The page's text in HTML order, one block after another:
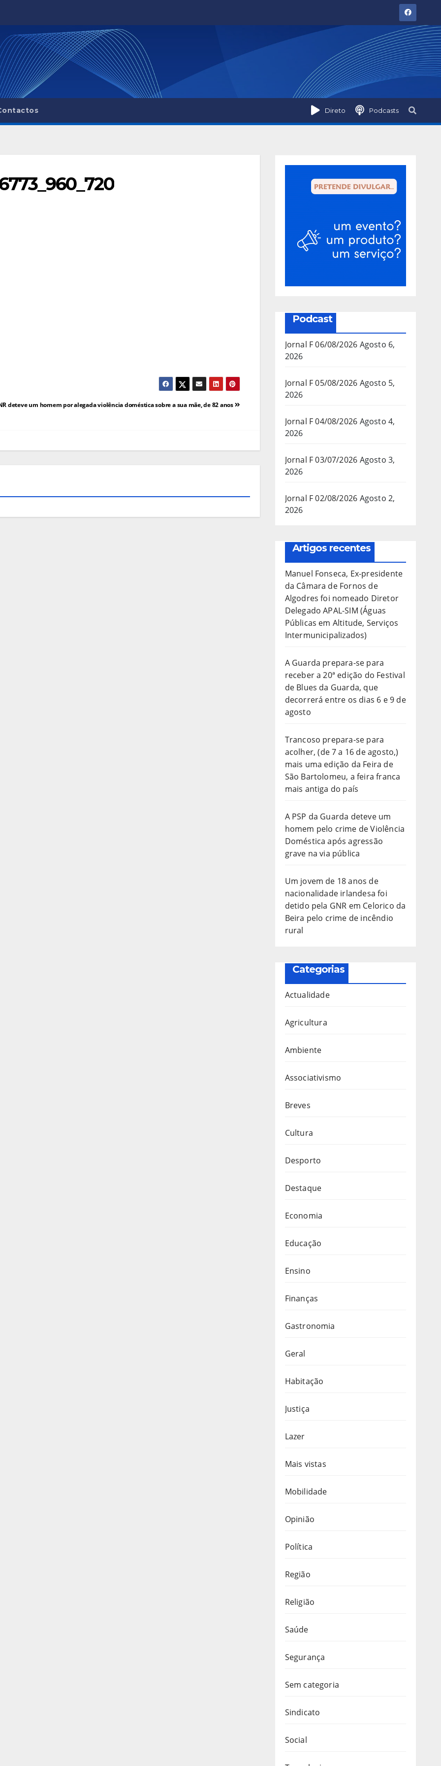
Direto Podcasts
deteve um homem por alegada violência doméstica sobre a sua mãe, de 82 anos
Podcast
Jornal F 06/08/2026 Agosto 6,
2026
Jornal F 05/08/2026 Agosto 5,
2026
Jornal F 04/08/2026 Agosto 4,
2026
Jornal F 03/07/2026 Agosto 3,
2026
Jornal F 02/08/2026 Agosto 2,
2026
Artigos recentes
Manuel Fonseca, Ex-presidente
da Câmara de Fornos de
Algodres foi nomeado Diretor
Delegado APAL-SIM (Águas
Públicas em Altitude, Serviços
Intermunicipalizados)
A Guarda prepara-se para
receber a 20ª edição do Festival
de Blues da Guarda, que
decorrerá entre os dias 6 e 9 de
agosto
Trancoso prepara-se para
acolher, (de 7 a 16 de agosto,)
mais uma edição da Feira de
São Bartolomeu, a feira franca
mais antiga do país
A PSP da Guarda deteve um
homem pelo crime de Violência
Doméstica após agressão
grave na via pública
Um jovem de 18 anos de
nacionalidade irlandesa foi
detido pela GNR em Celorico da
Beira pelo crime de incêndio
rural
Categorias
Actualidade
Agricultura
Ambiente
Associativismo
Breves
Cultura
Desporto
Destaque
Economia
Educação
Ensino
Finanças
Gastronomia
Geral
Habitação
Justiça
Lazer
Mais vistas
Mobilidade
Opinião
Política
Região
Religião
Saúde
Segurança
Sem categoria
Sindicato
Social